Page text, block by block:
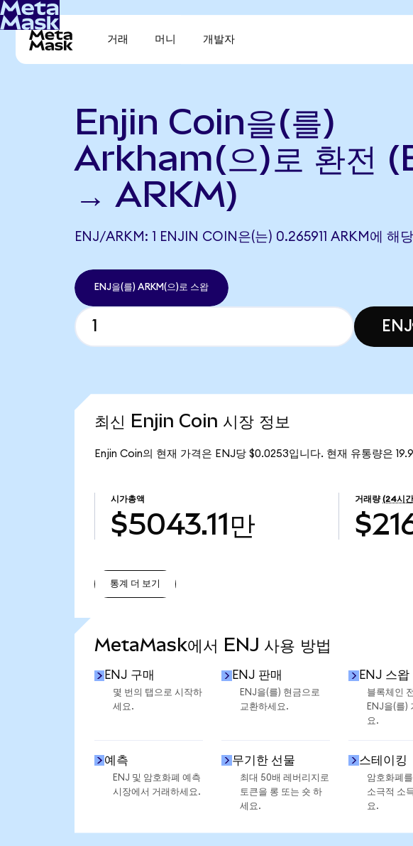
거래 머니 개발자
Enjin Coin을(를)
Arkham(으)로 환전
→ ARKM)
ENJ/ARKM: 1 ENJIN COIN은(는) 0.265911 ARKM에 해
ENJ을(를) ARKM(으)로 스왑
ENJ
최신 Enjin Coin 시장 정보
Enjin Coin의 현재 가격은 ENJ당 $0.0253입니다. 현재 유통량은
시가총액
$5043.11만
거래량 (24시
통계 더 보기
MetaMask에서 ENJ 사용 방법
ENJ 구매
몇 번의 탭으로 시작하
세요.
ENJ 판매
ENJ을(를) 현금으로
교환하세요.
ENJ 스왑
블록체인
ENJ을(를)
요.
예측
ENJ 및 암호화폐 예측
시장에서 거래하세요.
무기한 선물
최대 50배 레버리지로
토큰을 롱 또는 숏 하
세요.
스테이킹
암호화폐
소극적 소
요.